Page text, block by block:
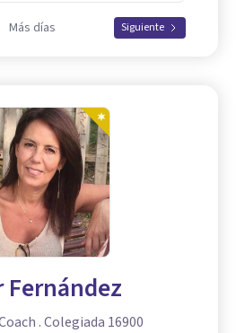
Más días Siguiente
Fernández
. Colegiada 16900